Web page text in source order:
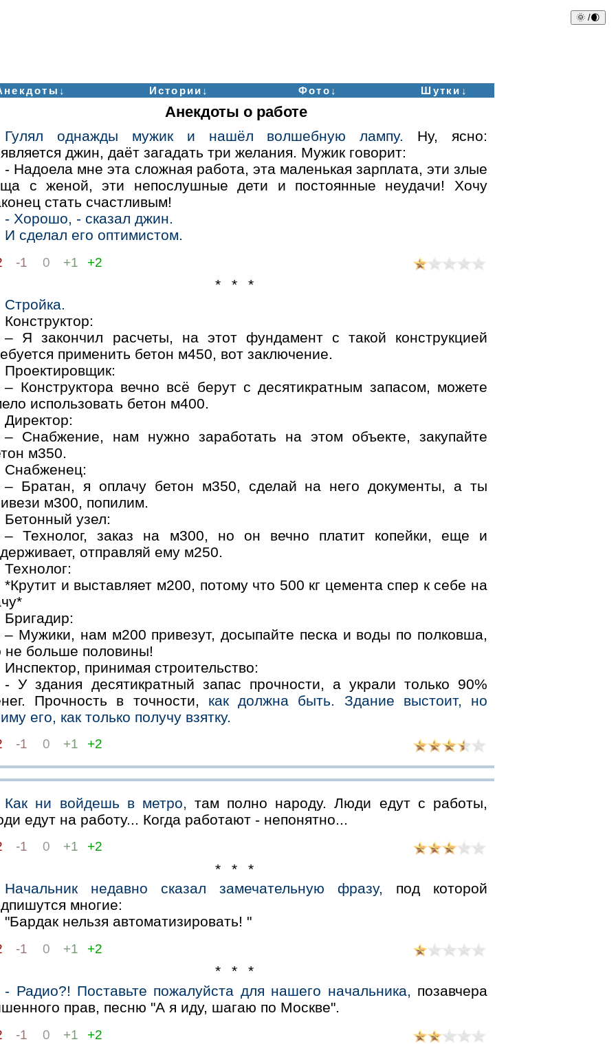
🌞 /🌒
Истории↓ Фото↓ Шутки↓
Анекдоты о работе
Гулял однажды мужик и нашёл волшебную лампу. Ну, ясно:
джин, даёт загадать три желания. Мужик говорит:
- Надоела мне эта сложная работа, эта маленькая зарплата, эти злые
с женой, эти непослушные дети и постоянные неудачи! Хочу
стать счастливым!
- Хорошо, - сказал джин.
И сделал его оптимистом.
-1 0 +1 +2
* * *
Стройка.
Конструктор:
– Я закончил расчеты, на этот фундамент с такой конструкцией
применить бетон м450, вот заключение.
Проектировщик:
– Конструктора вечно всё берут с десятикратным запасом, можете
использовать бетон м400.
Директор:
– Снабжение, нам нужно заработать на этом объекте, закупайте
м350.
Снабженец:
– Братан, я оплачу бетон м350, сделай на него документы, а ты
м300, попилим.
Бетонный узел:
– Технолог, заказ на м300, но он вечно платит копейки, еще и
отправляй ему м250.
Технолог:
*Крутит и выставляет м200, потому что 500 кг цемента спер к себе на
Бригадир:
– Мужики, нам м200 привезут, досыпайте песка и воды по полковша,
не больше половины!
Инспектор, принимая строительство:
- У здания десятикратный запас прочности, а украли только 90%
Прочность в точности, как должна быть. Здание выстоит, но
его, как только получу взятку.
-1 0 +1 +2
Как ни войдешь в метро,
там полно народу. Люди едут с работы,
едут на работу... Когда работают - непонятно...
-1 0 +1 +2
* * *
Начальник недавно сказал замечательную фразу, под которой
многие:
"Бардак нельзя автоматизировать! "
-1 0 +1 +2
* * *
- Радио?! Поставьте пожалуйста для нашего начальника, позавчера
прав, песню "А я иду, шагаю по Москве".
-1 0 +1 +2